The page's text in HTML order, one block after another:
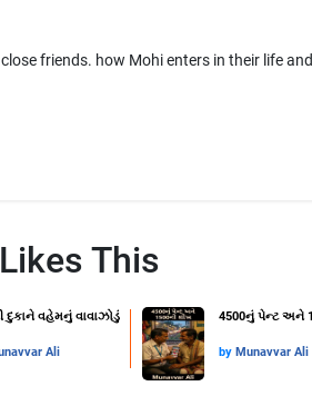
friends. how Mohi enters in their life
This
દુકાને વહેમનું વાવાઝોડું
Ali
4500નું પેન્ટ અને
by Munavvar Ali